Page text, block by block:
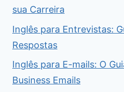
sua Carreira
Inglês para Entrevistas:
Respostas
Inglês para E-mails: O
Business Emails